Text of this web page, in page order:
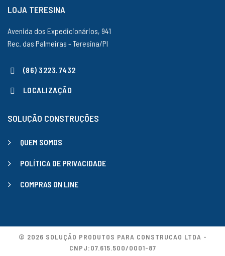
LOJA TERESINA
Avenida dos Expedicionários, 941
Rec. das Palmeiras - Teresina/PI
(86) 3223.7432
LOCALIZAÇÃO
SOLUÇÃO CONSTRUÇÕES
QUEM SOMOS
POLÍTICA DE PRIVACIDADE
COMPRAS ON LINE
© 2026 SOLUÇÃO PRODUTOS PARA CONSTRUCAO LTDA -
CNPJ:07.615.500/0001-87